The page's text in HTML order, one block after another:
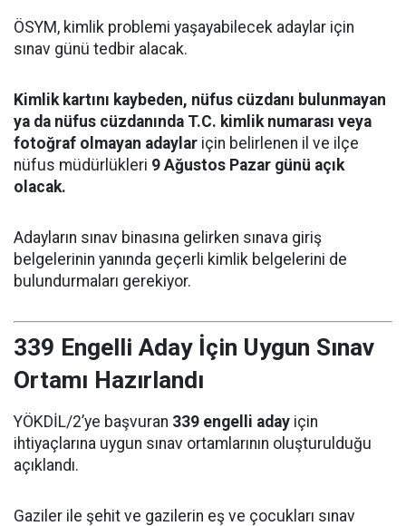
ÖSYM, kimlik problemi yaşayabilecek adaylar için
sınav günü tedbir alacak.
Kimlik kartını kaybeden, nüfus cüzdanı bulunmayan
ya da nüfus cüzdanında T.C. kimlik numarası veya
fotoğraf olmayan adaylar için belirlenen il ve ilçe
nüfus müdürlükleri 9 Ağustos Pazar günü açık
olacak.
Adayların sınav binasına gelirken sınava giriş
belgelerinin yanında geçerli kimlik belgelerini de
bulundurmaları gerekiyor.
339 Engelli Aday İçin Uygun Sınav
Ortamı Hazırlandı
YÖKDİL/2’ye başvuran 339 engelli aday için
ihtiyaçlarına uygun sınav ortamlarının oluşturulduğu
açıklandı.
Gaziler ile şehit ve gazilerin eş ve çocukları sınav